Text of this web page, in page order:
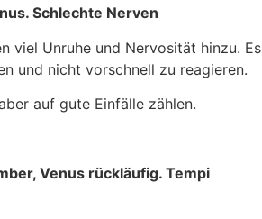
Schlechte Nerven
viel Unruhe und Nervosität hinzu. Es
und nicht vorschnell zu reagieren.
auf gute Einfälle zählen.
Venus rückläufig. Tempi